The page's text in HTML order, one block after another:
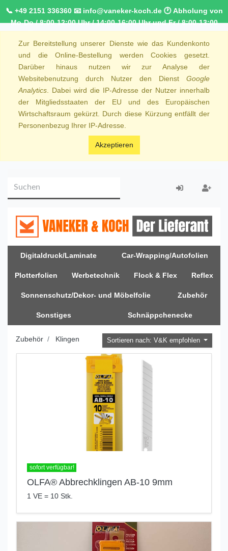
📞 +49 2151 336360 📧 info@vaneker-koch.de 🕐 Abholung von
Mo-Do / 8:00-12:00 Uhr / 14:00-16:00 Uhr und Fr / 8:00-13:00
NRW 🚛 Kostenfreie Lieferung ab 250€ Bestellwert
Zur Bereitstellung unserer Dienste wie das Kundenkonto
und die Online-Bestellung werden Cookies gesetzt.
Darüber hinaus nutzen wir zur Analyse der
Websitebenutzung durch Nutzer den Dienst Google
Analytics . Dabei wird die IP-Adresse der Nutzer innerhalb
der Mitgliedsstaaten der EU und des Europäischen
Wirtschaftsraum gekürzt. Durch diese Kürzung entfällt der
Personenbezug Ihrer IP-Adresse.
Akzeptieren
Digitaldruck/Laminate Car-Wrapping/Autofolien
Plotterfolien Werbetechnik Flock & Flex Reflex
Sonnenschutz/Dekor- und Möbelfolie Zubehör
Sonstiges Schnäppchenecke
Zubehör Klingen Sortieren nach: V&K empfohlen
sofort verfügbar!
OLFA® Abbrechklingen AB-10 9mm
1 VE = 10 Stk.